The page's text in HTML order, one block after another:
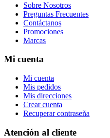
Sobre Nosotros
Preguntas Frecuentes
Contáctanos
Promociones
Marcas
Mi cuenta
Mi cuenta
Mis pedidos
Mis direcciones
Crear cuenta
Recuperar contraseña
Atención al cliente